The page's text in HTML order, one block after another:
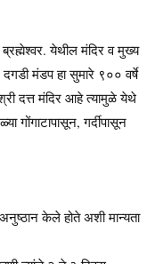
येथील मंदिर व मुख्य
दगडी मंडप हा सुमारे ९०० वर्षे
दत्त मंदिर आहे त्यामुळे येथे
गोंगाटापासून, गर्दीपासून
केले होते अशी मान्यता